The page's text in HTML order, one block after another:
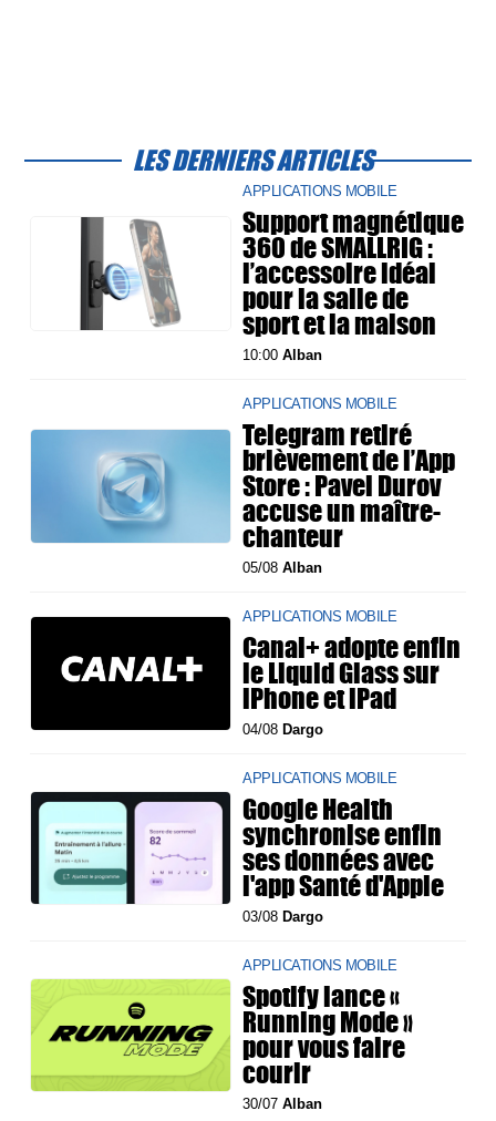
LES DERNIERS ARTICLES
APPLICATIONS MOBILE
Support magnétique
360 de SMALLRIG :
l’accessoire idéal
pour la salle de
sport et la maison
10:00Alban
APPLICATIONS MOBILE
Telegram retiré
brièvement de l’App
Store : Pavel Durov
accuse un maître-
chanteur
05/08Alban
APPLICATIONS MOBILE
Canal+ adopte enfin
le Liquid Glass sur
iPhone et iPad
04/08 Dargo
APPLICATIONS MOBILE
Google Health
synchronise enfin
ses données avec
l'app Santé d'Apple
03/08 Dargo
APPLICATIONS MOBILE
Spotify lance «
Running Mode »
pour vous faire
courir
30/07Alban